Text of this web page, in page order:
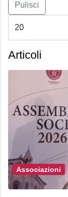
Pulisci
Articoli
Associazioni